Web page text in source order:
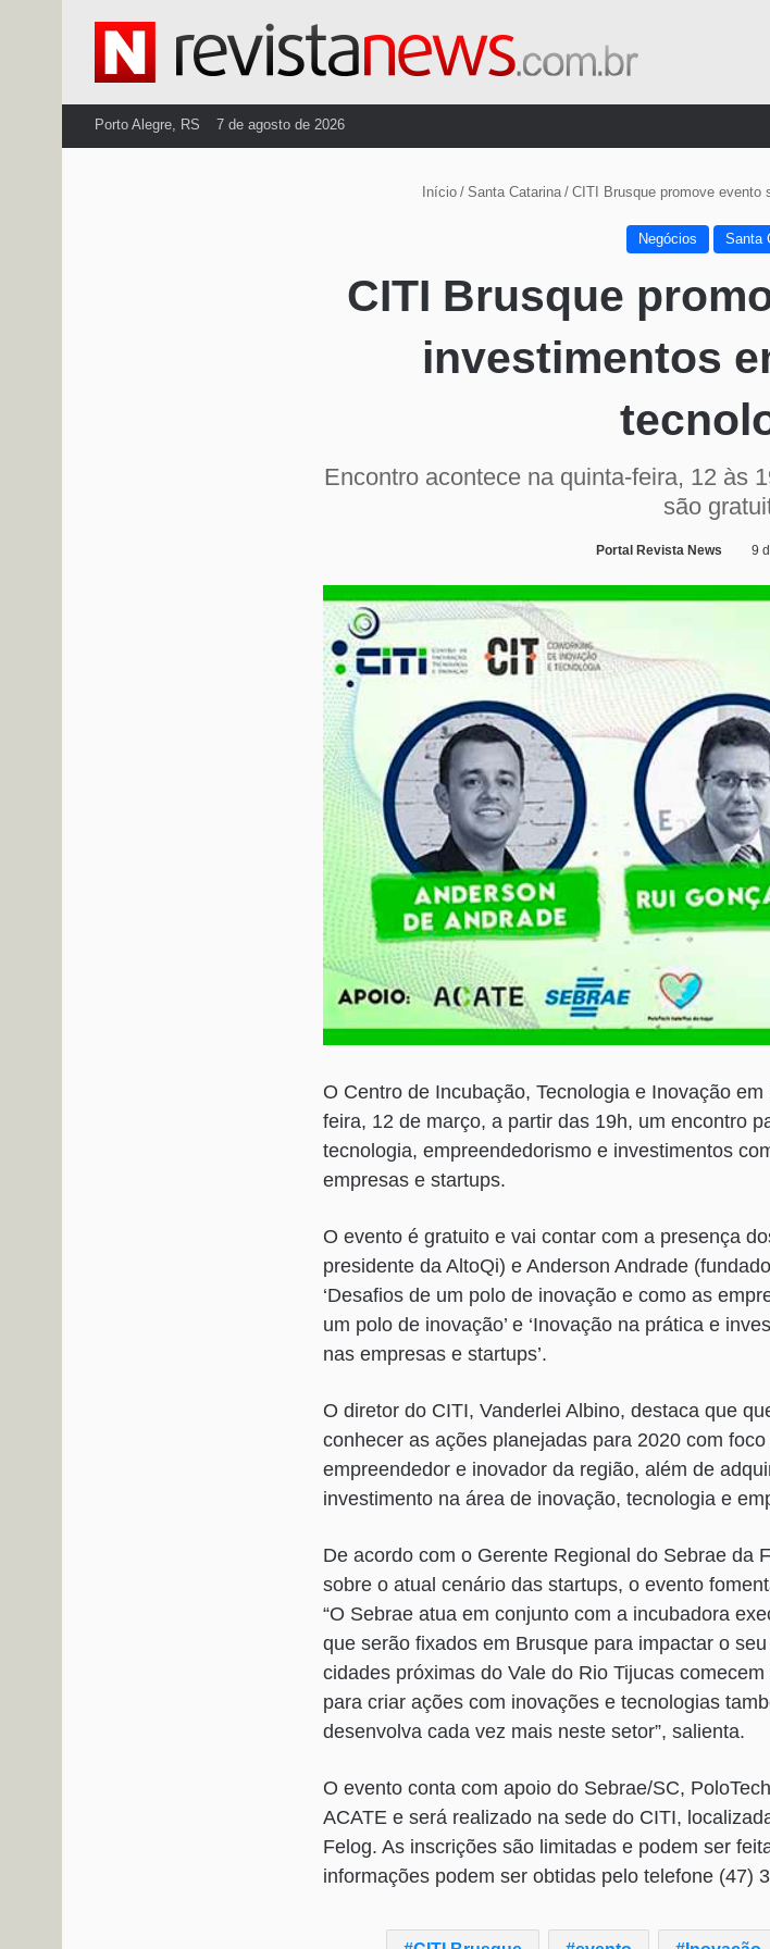
Porto Alegre, RS 7 de agosto de 2026
Início / Santa Catarina / CITI Brusque promove evento
Negócios Santa
CITI Brusque
investimentos
Encontro acontece na quinta-feira, 12 às
são
Portal Revista News 9
O Centro de Incubação, Tecnologia e Inovação
feira, 12 de março, a partir das 19h, um encontro
tecnologia, empreendedorismo e investimentos
empresas e startups.
O evento é gratuito e vai contar com a presença
presidente da AltoQi) e Anderson Andrade
‘Desafios de um polo de inovação e como as
um polo de inovação’ e ‘Inovação na prática e
nas empresas e startups’.
O diretor do CITI, Vanderlei Albino, destaca que
conhecer as ações planejadas para 2020 com
empreendedor e inovador da região, além de
investimento na área de inovação, tecnologia e
De acordo com o Gerente Regional do Sebrae da
sobre o atual cenário das startups, o evento
“O Sebrae atua em conjunto com a incubadora
que serão fixados em Brusque para impactar o
cidades próximas do Vale do Rio Tijucas
para criar ações com inovações e tecnologias
desenvolva cada vez mais neste setor”, salienta.
O evento conta com apoio do Sebrae/SC,
ACATE e será realizado na sede do CITI,
Felog. As inscrições são limitadas e podem ser
informações podem ser obtidas pelo telefone (47)